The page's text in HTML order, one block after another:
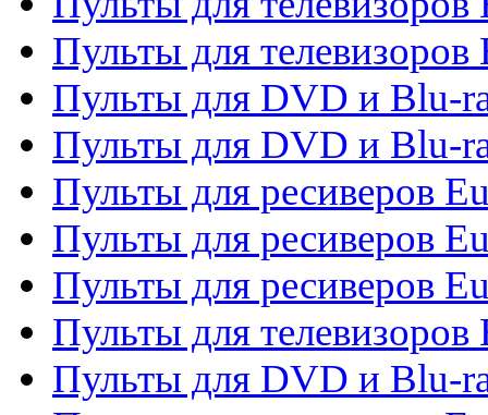
Пульты для телевизоров
Пульты для DVD и Blu-
Пульты для DVD и Blu-
Пульты для ресиверов
Пульты для ресиверов
Пульты для ресиверов
Пульты для телевизоров
Пульты для DVD и Blu-